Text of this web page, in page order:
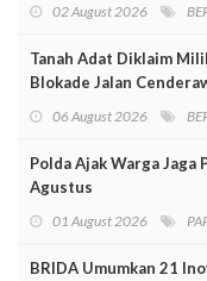
02 August 2026
Tanah Adat Diklaim
Blokade Jalan
06 August 2026
Polda Ajak Warga Jaga
Agustus
01 August 2026
BRIDA Umumkan 21